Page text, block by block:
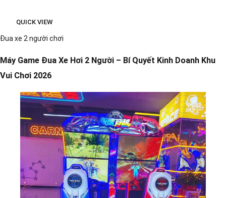
QUICK VIEW
Đua xe 2 người chơi
Máy Game Đua Xe Hơi 2 Người – Bí Quyết Kinh Doanh Khu
Vui Chơi 2026